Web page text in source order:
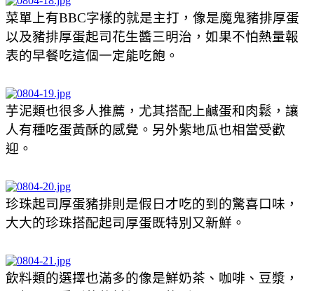
菜單上有BBC字樣的就是主打，像是魔鬼豬排厚蛋
以及豬排厚蛋起司花生醬三明治，如果不怕熱量報
表的早餐吃這個一定能吃飽。
芋泥類也很多人推薦，尤其搭配上鹹蛋和肉鬆，讓
人有種吃蛋黃酥的感覺。另外紫地瓜也相當受歡
迎。
珍珠起司厚蛋豬排則是假日才吃的到的驚喜口味，
大大的珍珠搭配起司厚蛋既特別又新鮮。
飲料類的選擇也滿多的像是鮮奶茶、咖啡、豆漿，